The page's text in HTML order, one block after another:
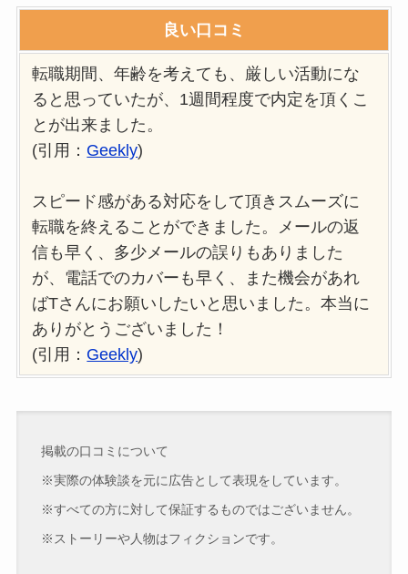
良い口コミ
転職期間、年齢を考えても、厳しい活動にな
ると思っていたが、1週間程度で内定を頂くこ
とが出来ました。
(引用： Geekly)
スピード感がある対応をして頂きスムーズに
転職を終えることができました。メールの返
信も早く、多少メールの誤りもありました
が、電話でのカバーも早く、また機会があれ
ばTさんにお願いしたいと思いました。本当に
ありがとうございました！
(引用： Geekly)
掲載の口コミについて
※実際の体験談を元に広告として表現をしています。
※すべての方に対して保証するものではございません。
※ストーリーや人物はフィクションです。